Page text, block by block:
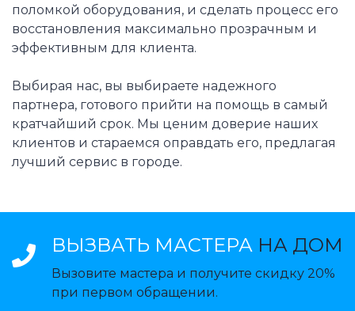
поломкой оборудования, и сделать процесс его
восстановления максимально прозрачным и
эффективным для клиента.
Выбирая нас, вы выбираете надежного
партнера, готового прийти на помощь в самый
кратчайший срок. Мы ценим доверие наших
клиентов и стараемся оправдать его, предлагая
лучший сервис в городе.
ВЫЗВАТЬ МАСТЕРА НА ДОМ
Вызовите мастера и получите скидку 20%
при первом обращении.